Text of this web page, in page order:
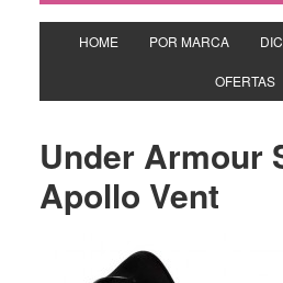
HOME POR MARCA
OFERTAS
Under Armour
Apollo Vent